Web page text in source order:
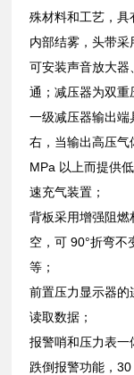
殊材料和工艺，具
内部结雾，头带
可安装声音放大
通；减压器为双重
一级减压器输出
右，当输出高压
MPa 以上而提供
速充气装置；
背板采用增强阻
空，可 90°折弯不
等；
前置压力显示器
读取数据；
报警哨和压力表一
跌倒报警功能，30